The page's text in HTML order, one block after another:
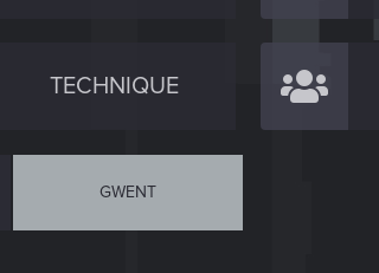
TECHNIQUE
GWENT